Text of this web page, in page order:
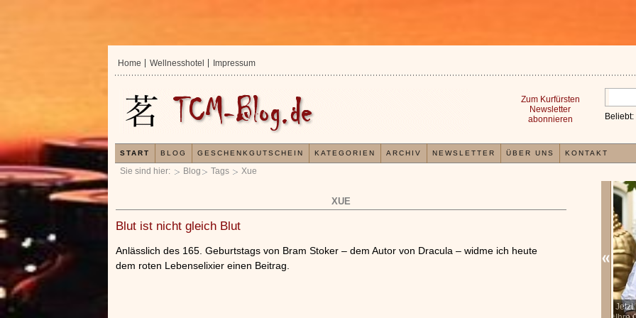
Sie sind hier: Blog Tags Xue
XUE
Blut ist nicht gleich Blut
Anlässlich des 165. Geburtstags von Bram Stoker – dem Autor von Dracula – widme ich heute
dem roten Lebenselixier einen Beitrag.
Jetzt
Home Wellnesshotel Impressum
Beliebt:
Zum Kurfürsten
Newsletter
abonnieren
START BLOG GESCHENKGUTSCHEIN KATEGORIEN ARCHIV NEWSLETTER ÜBER UNS KONTAKT